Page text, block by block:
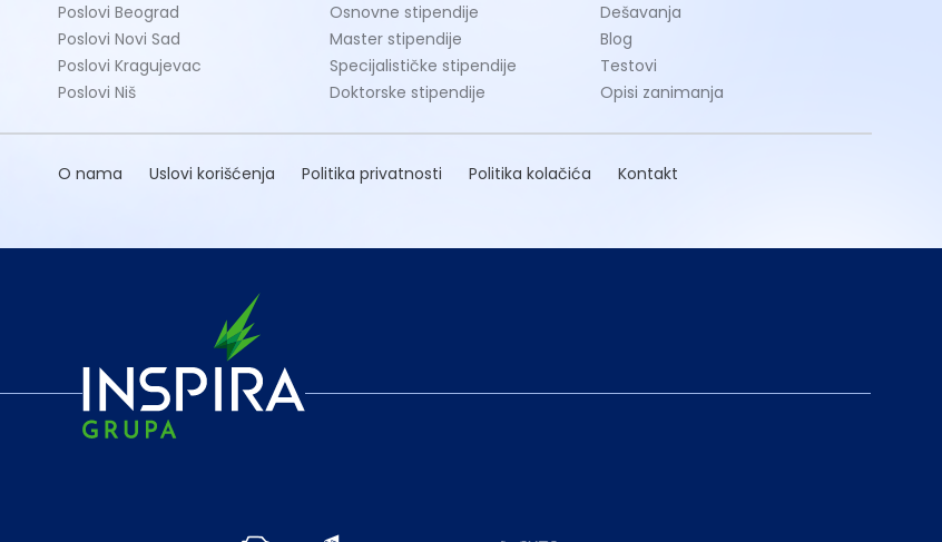
Poslovi Beograd
Poslovi Novi Sad
Poslovi Kragujevac
Poslovi Niš
Osnovne stipendije
Master stipendije
Specijalističke stipendije
Doktorske stipendije
Dešavanja
Blog
Testovi
Opisi zanimanja
O nama Uslovi korišćenja Politika privatnosti Politika kolačića Kontakt